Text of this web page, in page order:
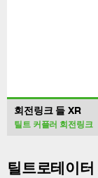
회전링크 들 XR
틸트 커플러 회전링크
틸트로테이터